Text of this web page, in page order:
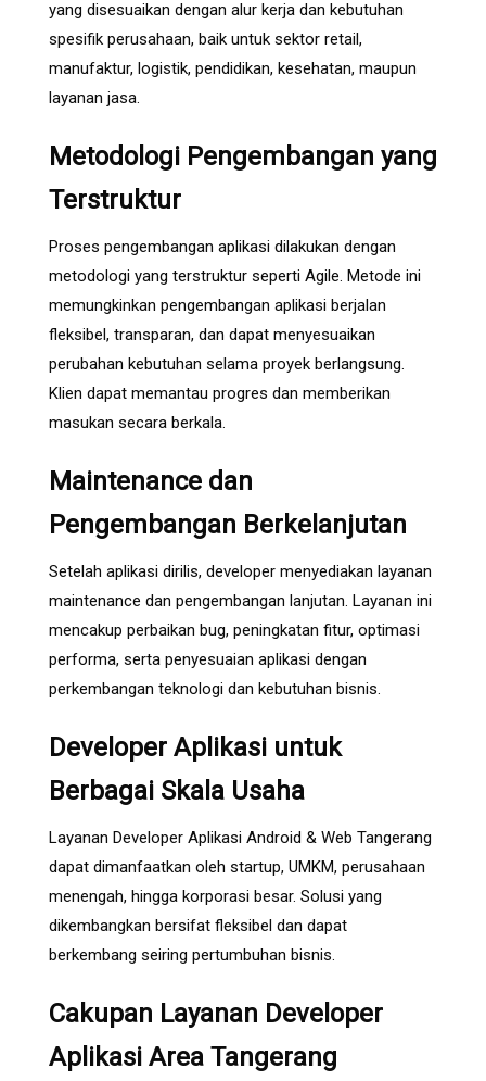
yang disesuaikan dengan alur kerja dan kebutuhan
spesifik perusahaan, baik untuk sektor retail,
manufaktur, logistik, pendidikan, kesehatan, maupun
layanan jasa.
Metodologi Pengembangan yang
Terstruktur
Proses pengembangan aplikasi dilakukan dengan
metodologi yang terstruktur seperti Agile. Metode ini
memungkinkan pengembangan aplikasi berjalan
fleksibel, transparan, dan dapat menyesuaikan
perubahan kebutuhan selama proyek berlangsung.
Klien dapat memantau progres dan memberikan
masukan secara berkala.
Maintenance dan
Pengembangan Berkelanjutan
Setelah aplikasi dirilis, developer menyediakan layanan
maintenance dan pengembangan lanjutan. Layanan ini
mencakup perbaikan bug, peningkatan fitur, optimasi
performa, serta penyesuaian aplikasi dengan
perkembangan teknologi dan kebutuhan bisnis.
Developer Aplikasi untuk
Berbagai Skala Usaha
Layanan Developer Aplikasi Android & Web Tangerang
dapat dimanfaatkan oleh startup, UMKM, perusahaan
menengah, hingga korporasi besar. Solusi yang
dikembangkan bersifat fleksibel dan dapat
berkembang seiring pertumbuhan bisnis.
Cakupan Layanan Developer
Aplikasi Area Tangerang